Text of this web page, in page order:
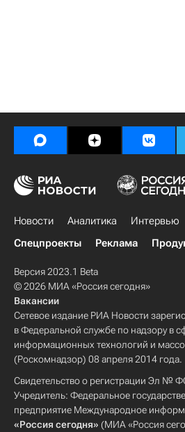
Новости Аналитика Интервью
Спецпроекты
Реклама
Версия 2023.1 Beta
© 2026 МИА «Россия сегодня»
Вакансии
Сетевое издание РИА Новости
в Федеральной службе по надзору в
информационных технологий и
(Роскомнадзор) 08 апреля 2014 года.
Свидетельство о регистрации Эл №
Учредитель: Федеральное
предприятие Международное
«Россия сегодня» (МИА «Россия